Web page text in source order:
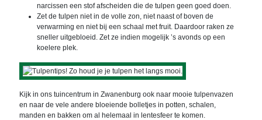
narcissen een stof afscheiden die de tulpen geen goed doen.
Zet de tulpen niet in de volle zon, niet naast of boven de
verwarming en niet bij een schaal met fruit. Daardoor raken ze
sneller uitgebloeid. Zet ze indien mogelijk ’s avonds op een
koelere plek.
Kijk in ons tuincentrum in Zwanenburg ook naar mooie tulpenvazen
en naar de vele andere bloeiende bolletjes in potten, schalen,
manden en bakken om al helemaal in lentesfeer te komen.